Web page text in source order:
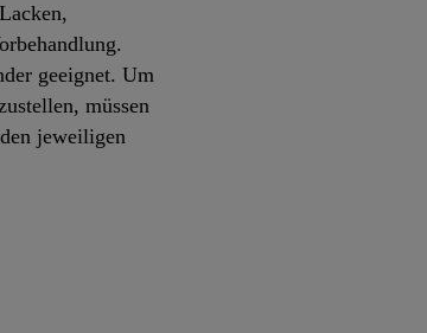
geeignet. Um
müssen
jeweiligen